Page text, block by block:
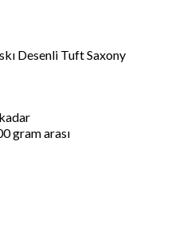
Desenli Tuft Saxony
gram arası